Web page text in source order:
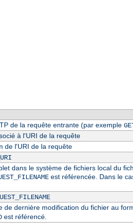
de la requête entrante (par exemple
à l'URI de la requête
de l'URI de la requête
dans le système de fichiers local du
est référencée. Dans le
de dernière modification du fichier au
est référencé.